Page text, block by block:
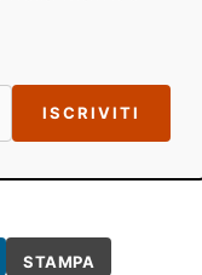
ISCRIVITI
STAMPA